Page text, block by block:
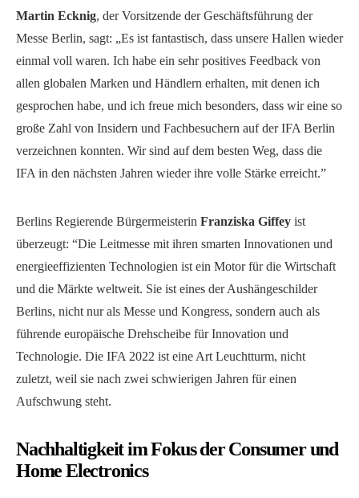
Martin Ecknig, der Vorsitzende der Geschäftsführung der
Messe Berlin, sagt: „Es ist fantastisch, dass unsere Hallen wieder
einmal voll waren. Ich habe ein sehr positives Feedback von
allen globalen Marken und Händlern erhalten, mit denen ich
gesprochen habe, und ich freue mich besonders, dass wir eine so
große Zahl von Insidern und Fachbesuchern auf der IFA Berlin
verzeichnen konnten. Wir sind auf dem besten Weg, dass die
IFA in den nächsten Jahren wieder ihre volle Stärke erreicht.”
Berlins Regierende Bürgermeisterin Franziska Giffey ist
überzeugt: “Die Leitmesse mit ihren smarten Innovationen und
energieeffizienten Technologien ist ein Motor für die Wirtschaft
und die Märkte weltweit. Sie ist eines der Aushängeschilder
Berlins, nicht nur als Messe und Kongress, sondern auch als
führende europäische Drehscheibe für Innovation und
Technologie. Die IFA 2022 ist eine Art Leuchtturm, nicht
zuletzt, weil sie nach zwei schwierigen Jahren für einen
Aufschwung steht.
Nachhaltigkeit im Fokus der Consumer und
Home Electronics